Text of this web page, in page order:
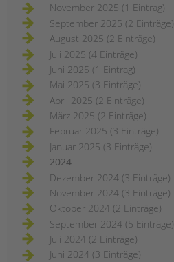
November 2025 (1 Eintrag)
September 2025 (2 Einträge)
August 2025 (2 Einträge)
Juli 2025 (4 Einträge)
Juni 2025 (1 Eintrag)
Mai 2025 (3 Einträge)
April 2025 (2 Einträge)
März 2025 (2 Einträge)
Februar 2025 (3 Einträge)
Januar 2025 (3 Einträge)
2024
Dezember 2024 (3 Einträge)
November 2024 (3 Einträge)
Oktober 2024 (2 Einträge)
September 2024 (5 Einträge)
Juli 2024 (2 Einträge)
Juni 2024 (3 Einträge)